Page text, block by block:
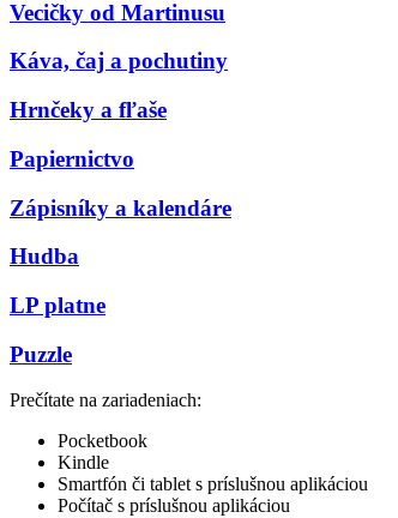
Vecičky od Martinusu
Káva, čaj a pochutiny
Hrnčeky a fľaše
Papiernictvo
Zápisníky a kalendáre
Hudba
LP platne
Puzzle
Prečítate na zariadeniach:
Pocketbook
Kindle
Smartfón či tablet s príslušnou aplikáciou
Počítač s príslušnou aplikáciou